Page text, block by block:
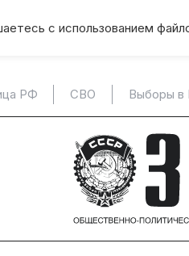
с использованием
РФ СВО Выборы в